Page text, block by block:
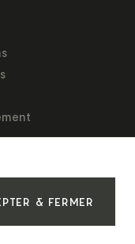
& FERMER